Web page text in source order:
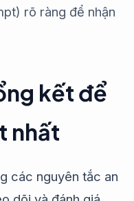
rõ ràng để nhận
kết để
nhất
các nguyên tắc an